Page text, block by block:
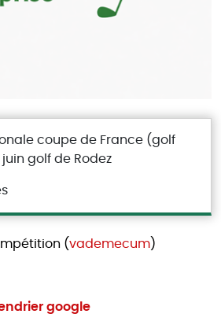
coupe de France (golf
golf de Rodez
(vademecum)
google